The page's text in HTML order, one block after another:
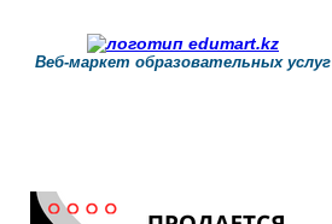
Веб-маркет образовательных услуг